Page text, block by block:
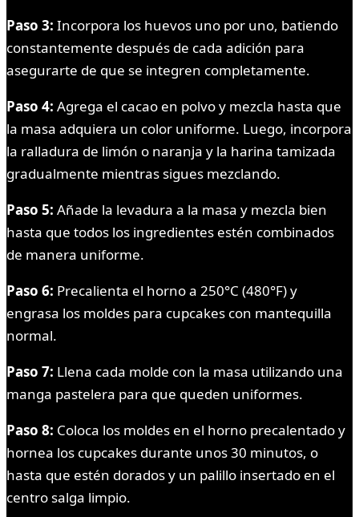
Paso 3: Incorpora los huevos uno por uno, batiendo
constantemente después de cada adición para
asegurarte de que se integren completamente.
Paso 4: Agrega el cacao en polvo y mezcla hasta que
la masa adquiera un color uniforme. Luego, incorpora
la ralladura de limón o naranja y la harina tamizada
gradualmente mientras sigues mezclando.
Paso 5: Añade la levadura a la masa y mezcla bien
hasta que todos los ingredientes estén combinados
de manera uniforme.
Paso 6: Precalienta el horno a 250°C (480°F) y
engrasa los moldes para cupcakes con mantequilla
normal.
Paso 7: Llena cada molde con la masa utilizando una
manga pastelera para que queden uniformes.
Paso 8: Coloca los moldes en el horno precalentado y
hornea los cupcakes durante unos 30 minutos, o
hasta que estén dorados y un palillo insertado en el
centro salga limpio.